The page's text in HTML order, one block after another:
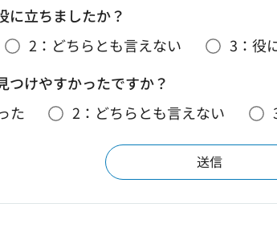
に立ちましたか？
2：どちらとも言えない
3：役
つけやすかったですか？
た
2：どちらとも言えない